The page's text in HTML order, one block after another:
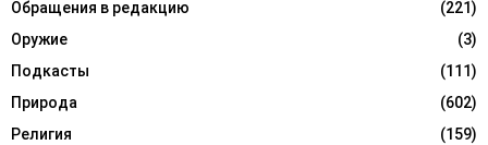
Обращения в редакцию
(221)
Оружие
(3)
Подкасты
(111)
Природа
(602)
Религия
(159)